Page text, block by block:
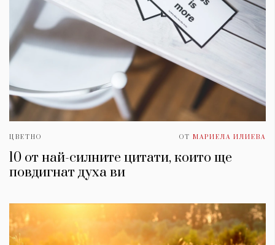
ЦВЕТНО ОТ МАРИЕЛА ИЛИЕВА
10 от най-силните цитати, които ще
повдигнат духa ви